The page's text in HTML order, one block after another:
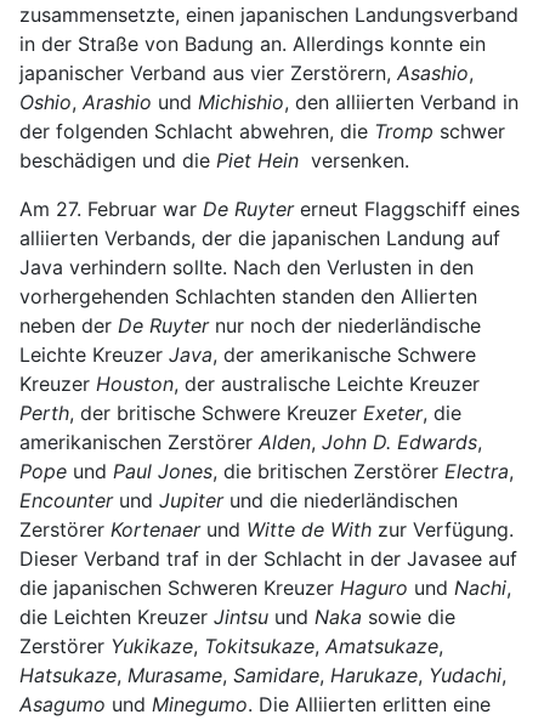
zusammensetzte, einen japanischen Landungsverband
in der Straße von Badung an. Allerdings konnte ein
japanischer Verband aus vier Zerstörern, Asashio,
Oshio, Arashio und Michishio, den alliierten Verband in
der folgenden Schlacht abwehren, die Tromp schwer
beschädigen und die Piet Hein versenken.
Am 27. Februar war De Ruytererneut Flaggschiff eines
alliierten Verbands, der die japanischen Landung auf
Java verhindern sollte. Nach den Verlusten in den
vorhergehenden Schlachten standen den Allierten
neben der De Ruyternur noch der niederländische
Leichte Kreuzer Java, der amerikanische Schwere
Kreuzer Houston, der australische Leichte Kreuzer
Perth, der britische Schwere Kreuzer Exeter, die
amerikanischen Zerstörer Alden, John D. Edwards,
Pope und Paul Jones, die britischen Zerstörer Electra,
Encounterund Jupiterund die niederländischen
Zerstörer Kortenaerund Witte de With zur Verfügung.
Dieser Verband traf in der Schlacht in der Javasee auf
die japanischen Schweren Kreuzer Haguro und Nachi,
die Leichten Kreuzer Jintsu und Naka sowie die
Zerstörer Yukikaze, Tokitsukaze, Amatsukaze,
Hatsukaze, Murasame, Samidare, Harukaze, Yudachi,
Asagumo und Minegumo. Die Alliierten erlitten eine